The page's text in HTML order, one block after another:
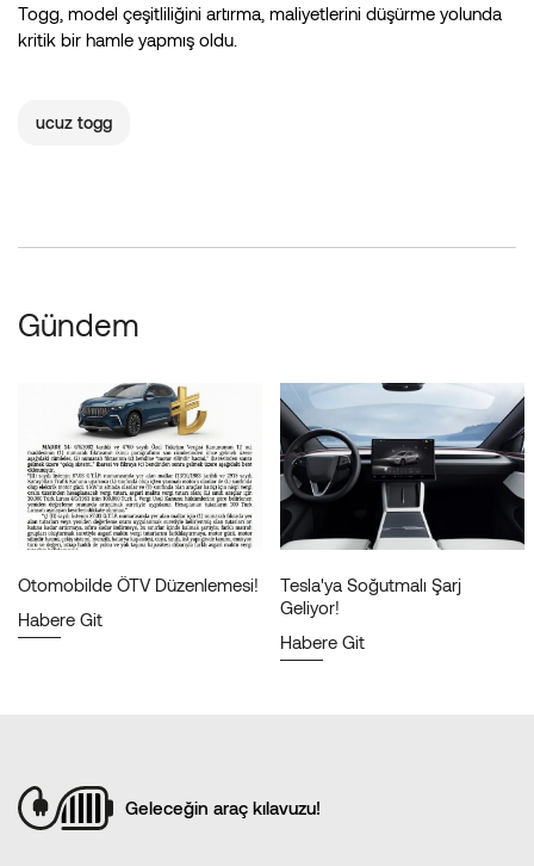
Togg, model çeşitliliğini artırma, maliyetlerini düşürme yolunda
kritik bir hamle yapmış oldu.
ucuz togg
Gündem
Otomobilde ÖTV Düzenlemesi!
Habere Git
Tesla'ya Soğutmalı Şarj
Geliyor!
Habere Git
Geleceğin araç kılavuzu!